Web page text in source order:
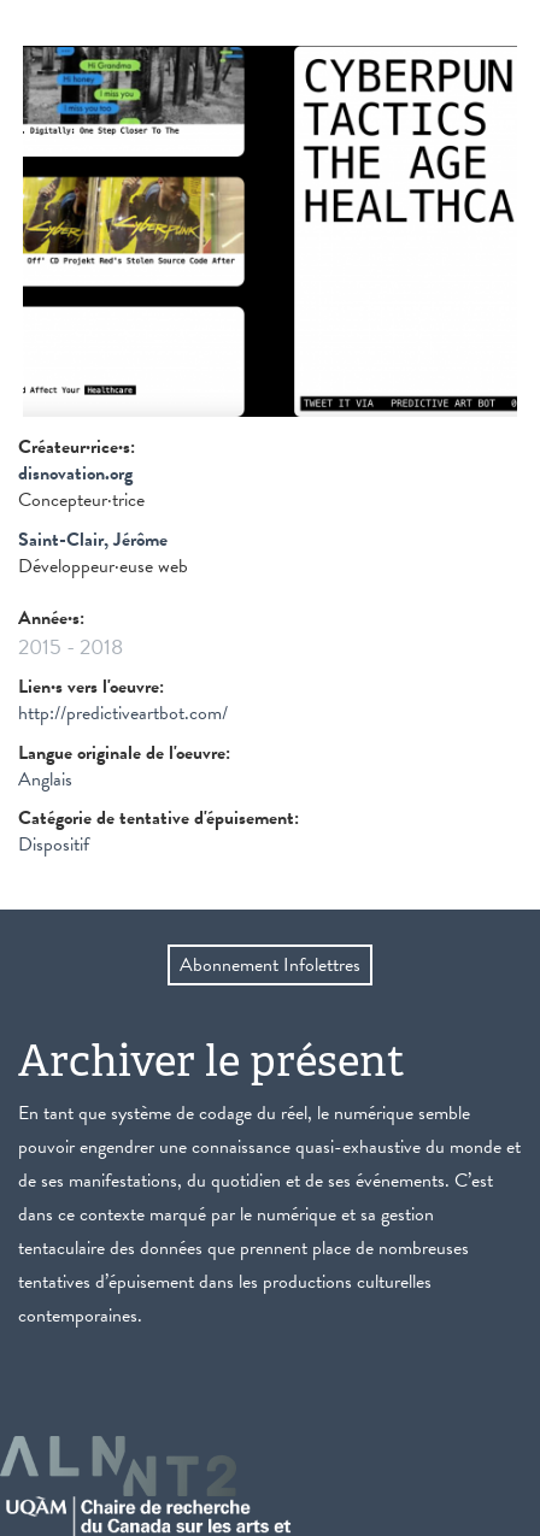
Créateur·rice·s:
disnovation.org
Concepteur·trice
Saint-Clair, Jérôme
Développeur·euse web
Année·s:
2015 - 2018
Lien·s vers l'oeuvre:
http://predictiveartbot.com/
Langue originale de l'oeuvre:
Anglais
Catégorie de tentative d'épuisement:
Dispositif
Abonnement Infolettres
Archiver le présent
En tant que système de codage du réel, le numérique semble
pouvoir engendrer une connaissance quasi-exhaustive du monde et
de ses manifestations, du quotidien et de ses événements. C’est
dans ce contexte marqué par le numérique et sa gestion
tentaculaire des données que prennent place de nombreuses
tentatives d’épuisement dans les productions culturelles
contemporaines.